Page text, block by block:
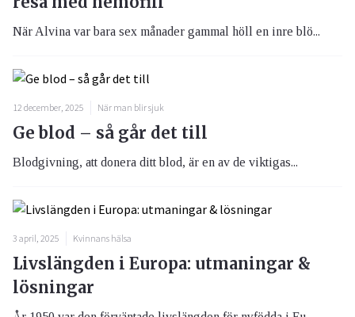
När Alvina var bara sex månader gammal höll en inre blö...
12 december, 2025 När man blir sjuk
Ge blod – så går det till
Blodgivning, att donera ditt blod, är en av de viktigas...
3 april, 2025 Kvinnans hälsa
Livslängden i Europa: utmaningar &
lösningar